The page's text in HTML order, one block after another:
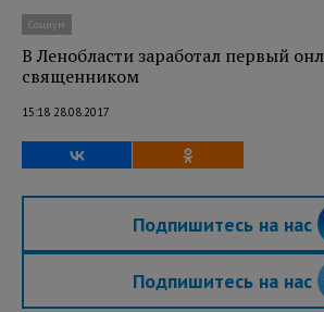
Социум
В Ленобласти заработал первый
священником
15:18 28.08.2017
Подпишитесь на нас
Подпишитесь на нас